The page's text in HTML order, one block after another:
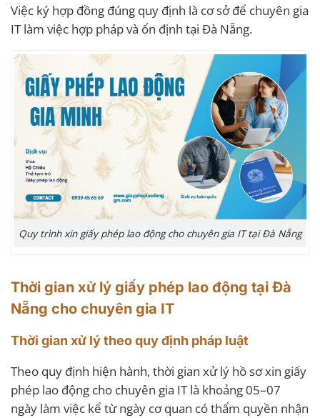
Việc ký hợp đồng đúng quy định là cơ sở để chuyên gia
IT làm việc hợp pháp và ổn định tại Đà Nẵng.
Quy trình xin giấy phép lao động cho chuyên gia IT tại Đà Nẵng
Thời gian xử lý giấy phép lao động tại Đà
Nẵng cho chuyên gia IT
Thời gian xử lý theo quy định pháp luật
Theo quy định hiện hành, thời gian xử lý hồ sơ xin giấy
phép lao động cho chuyên gia IT là khoảng 05–07
ngày làm việc kể từ ngày cơ quan có thẩm quyền nhận